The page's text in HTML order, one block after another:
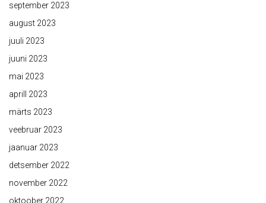
september 2023
august 2023
juuli 2023
juuni 2023
mai 2023
aprill 2023
märts 2023
veebruar 2023
jaanuar 2023
detsember 2022
november 2022
oktoober 2022